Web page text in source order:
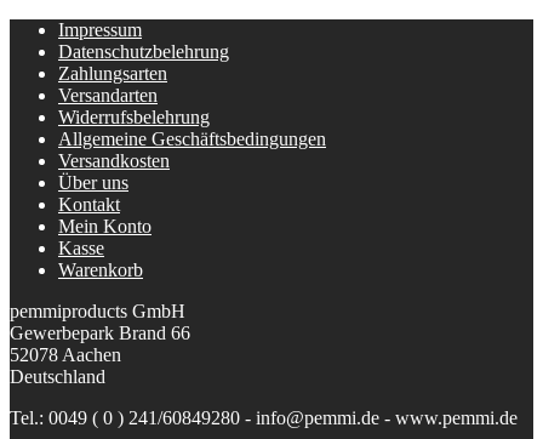
Impressum
Datenschutzbelehrung
Zahlungsarten
Versandarten
Widerrufsbelehrung
Allgemeine Geschäftsbedingungen
Versandkosten
Über uns
Kontakt
Mein Konto
Kasse
Warenkorb
pemmiproducts GmbH
Gewerbepark Brand 66
52078 Aachen
Deutschland
Tel.: 0049 ( 0 ) 241/60849280 - info@pemmi.de - www.pemmi.de